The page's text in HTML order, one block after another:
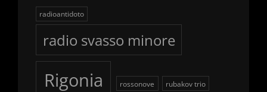
radioantidoto
radio svasso minore
Rigonia rossonove rubakov trio